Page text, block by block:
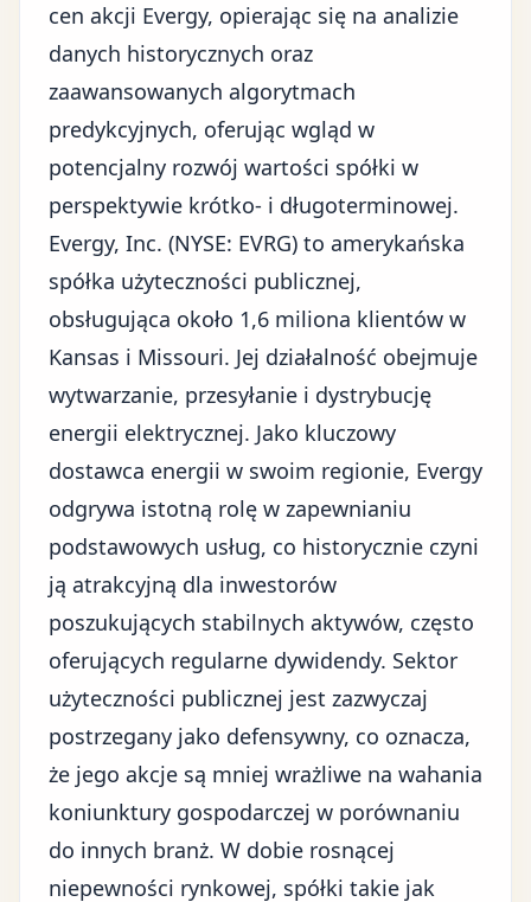
cen akcji Evergy, opierając się na analizie
danych historycznych oraz
zaawansowanych algorytmach
predykcyjnych, oferując wgląd w
potencjalny rozwój wartości spółki w
perspektywie krótko- i długoterminowej.
Evergy, Inc. (NYSE: EVRG) to amerykańska
spółka użyteczności publicznej,
obsługująca około 1,6 miliona klientów w
Kansas i Missouri. Jej działalność obejmuje
wytwarzanie, przesyłanie i dystrybucję
energii elektrycznej. Jako kluczowy
dostawca energii w swoim regionie, Evergy
odgrywa istotną rolę w zapewnianiu
podstawowych usług, co historycznie czyni
ją atrakcyjną dla inwestorów
poszukujących stabilnych aktywów, często
oferujących regularne dywidendy. Sektor
użyteczności publicznej jest zazwyczaj
postrzegany jako defensywny, co oznacza,
że jego akcje są mniej wrażliwe na wahania
koniunktury gospodarczej w porównaniu
do innych branż. W dobie rosnącej
niepewności rynkowej, spółki takie jak